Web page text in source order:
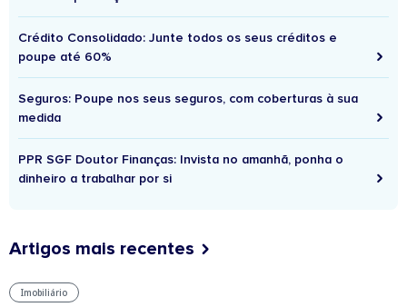
Crédito Consolidado: Junte todos os seus créditos e
poupe até 60%
Seguros: Poupe nos seus seguros, com coberturas à sua
medida
PPR SGF Doutor Finanças: Invista no amanhã, ponha o
dinheiro a trabalhar por si
Artigos mais recentes
Imobiliário